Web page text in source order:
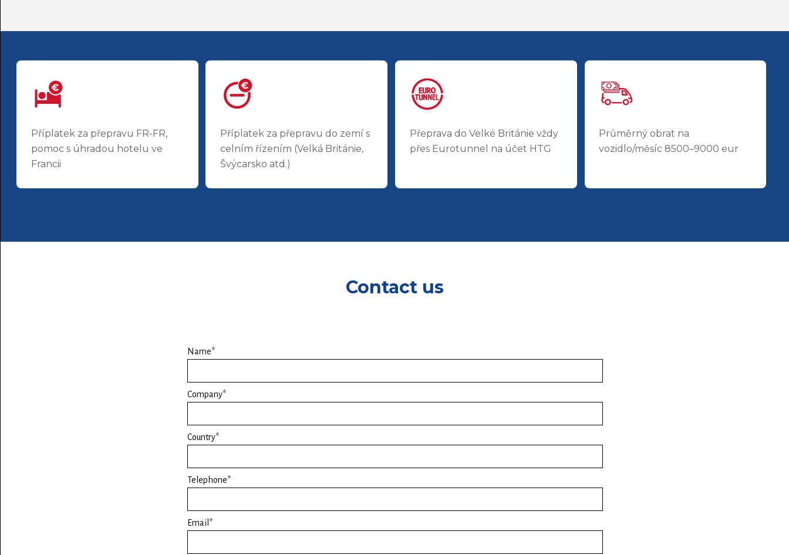
Příplatek za přepravu FR-FR,
pomoc s úhradou hotelu ve
Francii
Příplatek za přepravu do zemí s
celním řízením (Velká Británie,
Švýcarsko atd.)
Přeprava do Velké Británie vždy
přes Eurotunnel na účet HTG
Průměrný obrat na
vozidlo/měsíc 8500–9000 eur
Contact us
Name*
Company*
Country*
Telephone*
Email*